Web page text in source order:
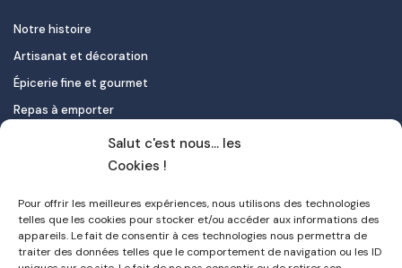
Salut c'est nous... les
Cookies !
Pour offrir les meilleures expériences, nous utilisons des technologies
telles que les cookies pour stocker et/ou accéder aux informations des
appareils. Le fait de consentir à ces technologies nous permettra de
traiter des données telles que le comportement de navigation ou les ID
Notre histoire
Artisanat et décoration
Épicerie fine et gourmet
Repas à emporter
Le pastel de nata
Contact
Mon compte